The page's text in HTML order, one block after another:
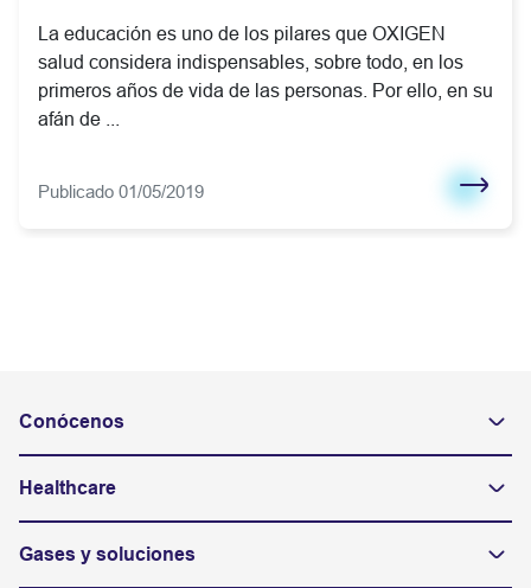
La educación es uno de los pilares que OXIGEN
salud considera indispensables, sobre todo, en los
primeros años de vida de las personas. Por ello, en su
afán de ...
Publicado 01/05/2019
Conócenos
Healthcare
Gases y soluciones